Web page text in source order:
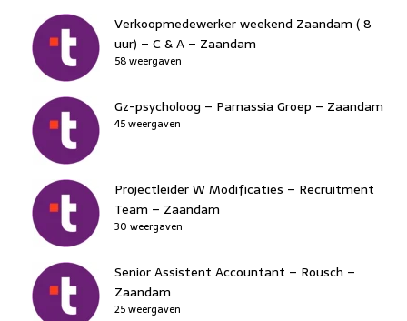
Verkoopmedewerker weekend Zaandam ( 8
uur) – C & A – Zaandam
58 weergaven
Gz-psycholoog – Parnassia Groep – Zaandam
45 weergaven
Projectleider W Modificaties – Recruitment
Team – Zaandam
30 weergaven
Senior Assistent Accountant – Rousch –
Zaandam
25 weergaven